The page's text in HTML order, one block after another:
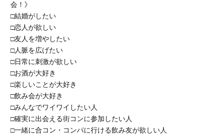
会！》
□結婚がしたい
□恋人が欲しい
□友人を増やしたい
□人脈を広げたい
□日常に刺激が欲しい
□お酒が大好き
□楽しいことが大好き
□飲み会が大好き
□みんなでワイワイしたい人
□確実に出会える街コンに参加したい人
□一緒に合コン・コンパに行ける飲み友が欲しい人